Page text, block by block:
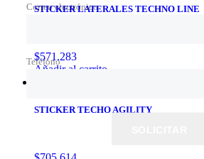
STICKER LATERALES TECHNO LINE
$571.283
Añadir al carrito
STICKER TECHO AGILITY
Correo electrónico
Teléfono